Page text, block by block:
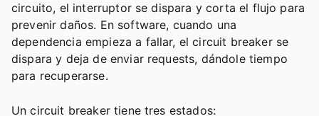
circuito, el interruptor se dispara y corta el flujo para
prevenir daños. En software, cuando una
dependencia empieza a fallar, el circuit breaker se
dispara y deja de enviar requests, dándole tiempo
para recuperarse.
Un circuit breaker tiene tres estados: